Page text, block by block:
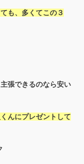
も、多くてこの３
張できるのなら安い
んにプレゼントして